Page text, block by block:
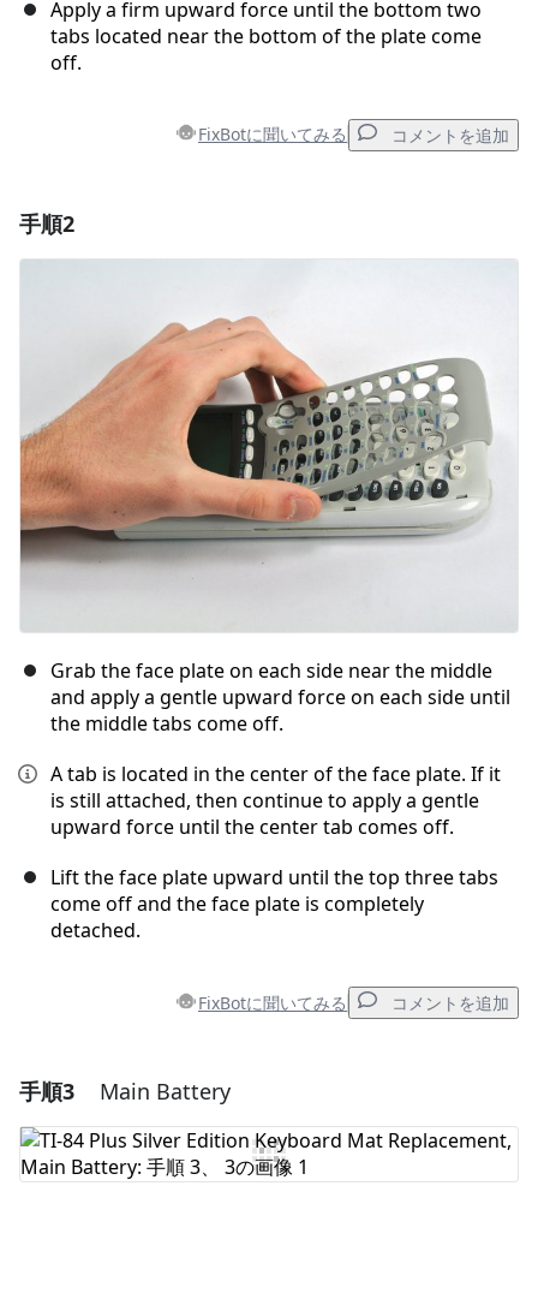
Apply a firm upward force until the bottom two
tabs located near the bottom of the plate come
off.
FixBotに聞いてみる コメントを追加
キャンセル コメントを投稿
手順2
Grab the face plate on each side near the middle
and apply a gentle upward force on each side until
the middle tabs come off.
A tab is located in the center of the face plate. If it
is still attached, then continue to apply a gentle
upward force until the center tab comes off.
Lift the face plate upward until the top three tabs
come off and the face plate is completely
detached.
FixBotに聞いてみる コメントを追加
コメントを追加
コメントを追加
手順3 Main Battery